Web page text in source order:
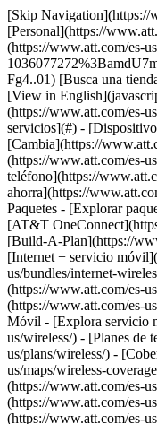
[Skip Navigation](https://www.att.com#mega-z2_jump_link) [Personal](https://www.att.com/es-us/) [Empresas](https://www.att.com/es-us/?1036077272%3BamdU7ms02uyDVD7hILrWak6c7DshIidU2t-Fg4..01) [Busca una tienda](https://www.att.com/es-us/stores/) [View in English](javascript:void%280%29) [](https://www.att.com/es-us/) - Tienda ## Tienda - [Planes y servicios](#) - [Dispositivos y accesorios](#) Acciones rápidas [Cambia](https://www.att.com/es-us/upgrade/) [Añade una línea](https://www.att.com/es-us/plans/add-a-line/) [Trae tu propio teléfono](https://www.att.com/es-us/wireless/byod/) [Cambia y ahorra](https://www.att.com/es-us/wireless/switch-and-save/) ### Paquetes - [Explorar paquetes](https://www.att.com/es-us/bundles/) - [AT&T OneConnect](https://www.att.com/es-us/oneconnect/) - [Build-A-Plan](https://www.att.com/es-us/plans/build-a-plan) - [Internet + servicio móvil](https://www.att.com/es-us/bundles/internet-wireless/) - [Internet + teléfono residencial](https://www.att.com/es-us/home-phone/) - [Clientes 55+](https://www.att.com/es-us/bundles/55-plus-internet-wireless/) ### Móvil - [Explora servicio móvil](https://www.att.com/es-us/wireless/) - [Planes de teléfonos](https://www.att.com/es-us/plans/wireless/) - [Cobertura de la red](https://www.att.com/es-us/maps/wireless-coverage.html) - [Prepago](https://www.att.com/es-us/prepaid/) - [Adicionales internacionales](https://www.att.com/es-us/international/) - [Auto conectado](https://www.att.com/es-us/plans/connected-car/) ### Internet residencial - [Explora internet residencial](https://www.att.com/es-us/internet/) - [Ve la disponibilidad](https://www.att.com/es-us/buy/internet/plans/) - [AT&T Fiber](https://www.att.com/es-us/internet/fiber/) - [AT&T Internet Air](https://www.att.com/es-us/internet/internet-air/) - [Teléfono residencial](https://www.att.com/es-us/home-phone/services/) [__Ahorra a lo grande en todo__ __regreso a clases__ \ Ver ofertas](https://www.att.com/es-us/deals/back-to-school/) Últimas novedades [Samsung Galaxy Z Fold8](https://www.att.com/es-us/buy/phones/samsung-galaxy-z-fold8.html) [iPhone 17 Pro](https://www.att.com/es-us/buy/phones/apple-iphone-17-pro.html) [AirPods Pro 3](https://www.att.com/es-us/buy/accessories/Headphones/apple-airpods-pro-3.html) [Google Pixel 10 Pro](https://www.att.com/es-us/buy/phones/google-pixel-10-pro.html) ### Dispositivos - [Teléfonos](https://www.att.com/es-us/buy/phones/) - [Teléfonos prepagados](https://www.att.com/es-us/buy/prepaid-phones/) - [Tablets](https://www.att.com/es-us/buy/tablets/) - [Relojes inteligentes](https://www.att.com/es-us/buy/wearables/) - [Usado certificado de AT&T](https://www.att.com/es-us/buy/phones/browse/att-certified-preowned) ### Accesorios - [Ver todos los accesorios](https://www.att.com/es-us/accessories/) - [Estuches](https://www.att.com/es-us/buy/accessories/browse/cases/) - [Cargadores](https://www.att.com/es-us/buy/accessories/browse/chargers/) - [Protector para pantalla](https://www.att.com/es-us/buy/accessories/browse/screen-protectors/) - [Audífonos](https://www.att.com/es-us/buy/accessories/browse/headphones/) ### Brands - [Apple](https://www.att.com/es-us/buy/phones/browse/apple/) - [Samsung](https://www.att.com/es-us/buy/phones/browse/samsung/) - [Motorola](https://www.att.com/es-us/buy/phones/browse/motorola/) - [Google](https://www.att.com/es-us/buy/phones/browse/google/) - [Meta](https://www.att.com/es-us/buy/accessories/browse/all/meta/) [__Obtén el nuevo Samsung Galaxy Z Fold8 por $0 con intercambio elegible__ \ Reserva](https://www.att.com/es-us/buy/phones/samsung-galaxy-z-fold8.html) - Ofertas ## Ofertas - [Nuevos y destacados](#) - [Descuentos para clientes](#) Destacados [Ve todas las ofertas](https://www.att.com/es-us/deals/) [Ofertas de servicio móvil](https://www.att.com/es-us/deals/cell-phone-deals/) [Ofertas de internet](https://www.att.com/es-us/deals/internet/) [Ofertas de intercambio](https://www.att.com/es-us/buy/phones/browse/tradeinoffer/) [Sin ofertas de intercambio](https://www.att.com/es-us/